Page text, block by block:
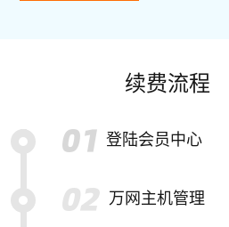
续费流程
登陆会员中心
万网主机管理